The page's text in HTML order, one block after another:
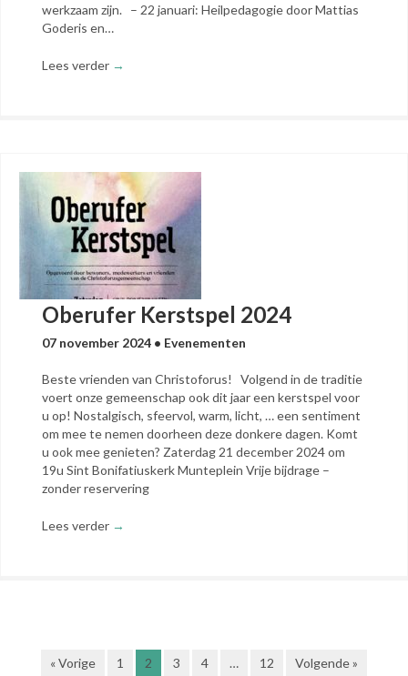
werkzaam zijn. – 22 januari: Heilpedagogie door Mattias
Goderis en…
Lees verder →
Oberufer Kerstspel 2024
07 november 2024 • Evenementen
Beste vrienden van Christoforus! Volgend in de traditie
voert onze gemeenschap ook dit jaar een kerstspel voor
u op! Nostalgisch, sfeervol, warm, licht, … een sentiment
om mee te nemen doorheen deze donkere dagen. Komt
u ook mee genieten? Zaterdag 21 december 2024 om
19u Sint Bonifatiuskerk Munteplein Vrije bijdrage –
zonder reservering
Lees verder →
« Vorige 1 2 3 4 … 12 Volgende »